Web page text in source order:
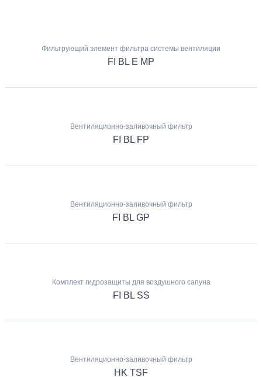
Фильтрующий элемент фильтра системы вентиляции
FI BL E MP
Вентиляционно-заливочный фильтр
FI BL FP
Вентиляционно-заливочный фильтр
FI BL GP
Комплект гидрозащиты для воздушного сапуна
FI BL SS
Вентиляционно-заливочный фильтр
HK TSF